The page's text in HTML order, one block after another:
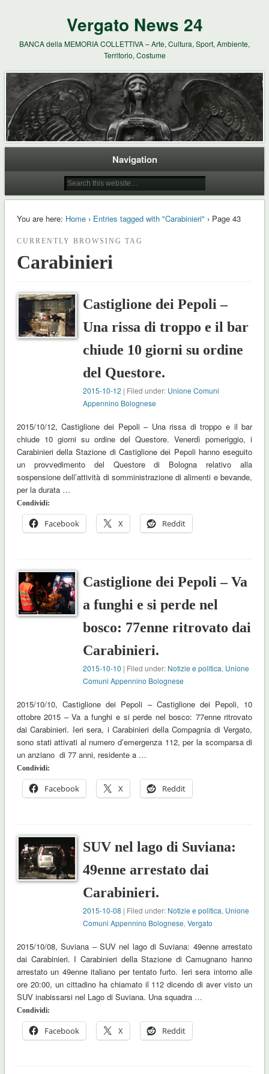
Vergato News 24
BANCA della MEMORIA COLLETTIVA – Arte, Cultura, Sport, Ambiente,
Territorio, Costume
Navigation
You are here: Home› Entries tagged with "Carabinieri" › Page 43
CURRENTLY BROWSING TAG
Carabinieri
Castiglione dei Pepoli –
Una rissa di troppo e il bar
chiude 10 giorni su ordine
del Questore.
2015-10-12 | Filed under: Unione Comuni
Appennino Bolognese
2015/10/12, Castiglione dei Pepoli – Una rissa di troppo e il bar
chiude 10 giorni su ordine del Questore. Venerdì pomeriggio, i
Carabinieri della Stazione di Castiglione dei Pepoli hanno eseguito
un provvedimento del Questore di Bologna relativo alla
sospensione dell’attività di somministrazione di alimenti e bevande,
per la durata …
Condividi:
Facebook X Reddit
Castiglione dei Pepoli – Va
a funghi e si perde nel
bosco: 77enne ritrovato dai
Carabinieri.
2015-10-10 | Filed under: Notizie e politica, Unione
Comuni Appennino Bolognese
2015/10/10, Castiglione dei Pepoli – Castiglione dei Pepoli, 10
ottobre 2015 – Va a funghi e si perde nel bosco: 77enne ritrovato
dai Carabinieri. Ieri sera, i Carabinieri della Compagnia di Vergato,
sono stati attivati al numero d’emergenza 112, per la scomparsa di
un anziano di 77 anni, residente a …
Condividi:
Facebook X Reddit
SUV nel lago di Suviana:
49enne arrestato dai
Carabinieri.
2015-10-08 | Filed under: Notizie e politica, Unione
Comuni Appennino Bolognese,Vergato
2015/10/08, Suviana – SUV nel lago di Suviana: 49enne arrestato
dai Carabinieri. I Carabinieri della Stazione di Camugnano hanno
arrestato un 49enne italiano per tentato furto. Ieri sera intorno alle
ore 20:00, un cittadino ha chiamato il 112 dicendo di aver visto un
SUV inabissarsi nel Lago di Suviana. Una squadra …
Condividi:
Facebook X Reddit